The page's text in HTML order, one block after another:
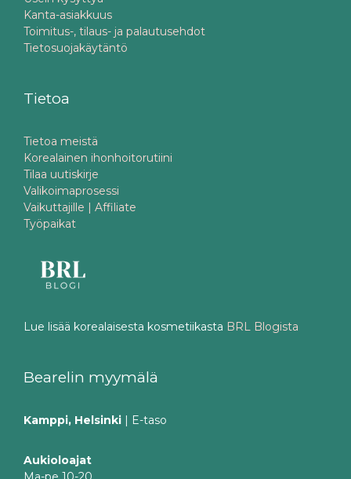
Kanta-asiakkuus
Toimitus-, tilaus- ja palautusehdot
Tietosuojakäytäntö
Tietoa
Tietoa meistä
Korealainen ihonhoitorutiini
Tilaa uutiskirje
Valikoimaprosessi
Vaikuttajille | Affiliate
Työpaikat
Lue lisää korealaisesta kosmetiikasta BRL Blogista
Bearelin myymälä
Kamppi, Helsinki | E-taso
Aukioloajat